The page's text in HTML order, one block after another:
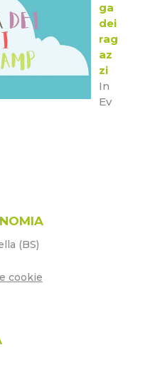
ga
dei
rag
az
zi
In
Ev
(BS)
cookie